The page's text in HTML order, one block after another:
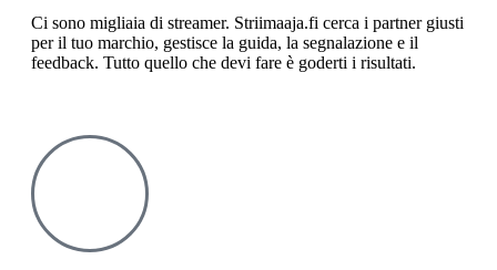
Ci sono migliaia di streamer. Striimaaja.fi cerca i partner giusti
per il tuo marchio, gestisce la guida, la segnalazione e il
feedback. Tutto quello che devi fare è goderti i risultati.